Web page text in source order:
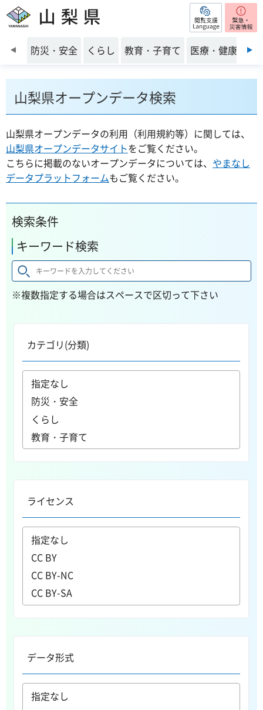
山梨県 閲覧支援
前のスライドを表示
防災・安全 くらし 教育・子育て 医療・健康・福
山梨県オープンデータ検索
山梨県オープンデータの利用（利用規約等）に関しては、
山梨県オープンデータサイトをご覧ください。
こちらに掲載のないオープンデータについては、 やまなし
データプラットフォームもご覧ください。
検索条件
キーワード検索
※複数指定する場合はスペースで区切って下さい
カテゴリ(分類)
ライセンス
データ形式